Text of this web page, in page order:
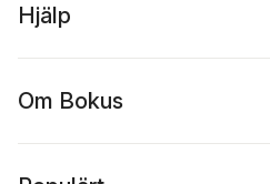
Hjälp
Om Bokus